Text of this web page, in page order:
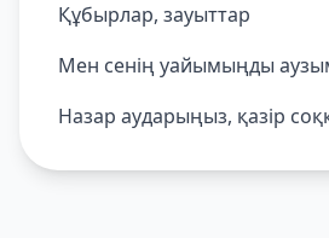
Құбырлар, зауыттар
Мен сенің уайымыңды
Назар аударыңыз, қазір